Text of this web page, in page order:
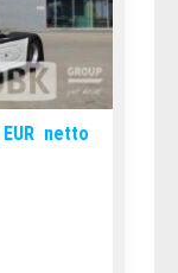
EUR netto